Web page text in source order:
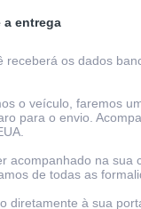
a entrega
os dados
o veículo, faremos
para o envio.
acompanhado na sua
de todas as
diretamente à sua